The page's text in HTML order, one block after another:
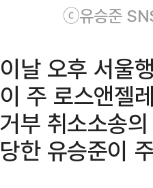
ⓒ유승준
이날 오후 서울
이 주 로스앤젤
거부 취소소송
당한 유승준이